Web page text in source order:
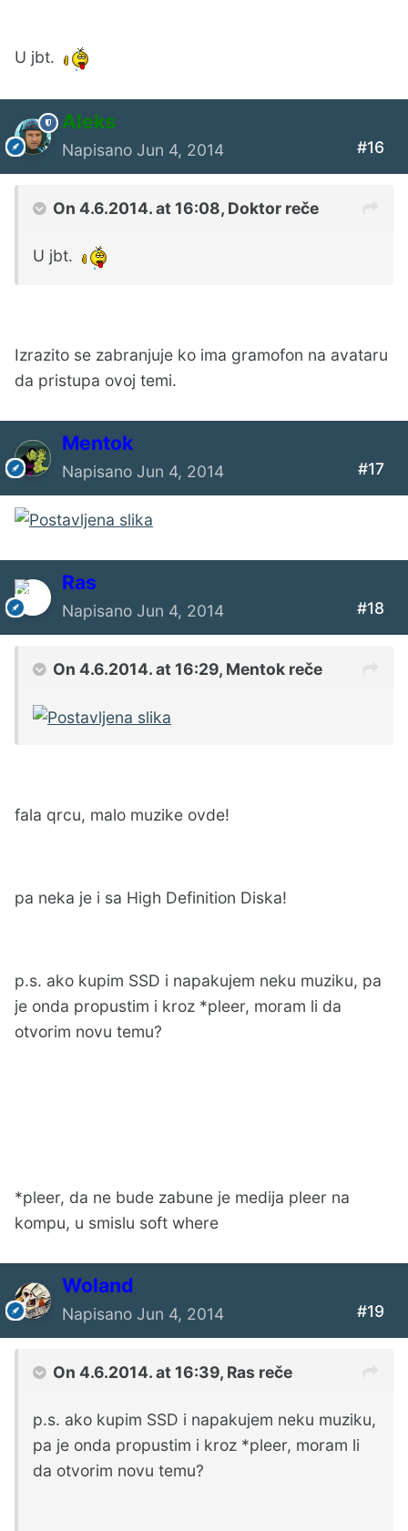
U jbt.
Aleks
Napisano Jun 4, 2014 #16
On 4.6.2014. at 16:08, Doktor reče
U jbt.
Izrazito se zabranjuje ko ima gramofon na avataru
da pristupa ovoj temi.
Mentok
Napisano Jun 4, 2014 #17
Ras
Napisano Jun 4, 2014 #18
On 4.6.2014. at 16:29, Mentok reče
fala qrcu, malo muzike ovde!
pa neka je i sa High Definition Diska!
p.s. ako kupim SSD i napakujem neku muziku, pa
je onda propustim i kroz *pleer, moram li da
otvorim novu temu?
*pleer, da ne bude zabune je medija pleer na
kompu, u smislu soft where
Woland
Napisano Jun 4, 2014 #19
On 4.6.2014. at 16:39, Ras reče
p.s. ako kupim SSD i napakujem neku muziku,
pa je onda propustim i kroz *pleer, moram li
da otvorim novu temu?